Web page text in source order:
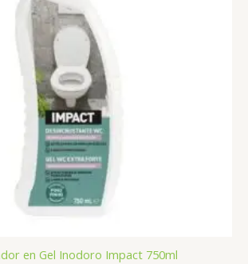
en Gel Inodoro Impact 750ml